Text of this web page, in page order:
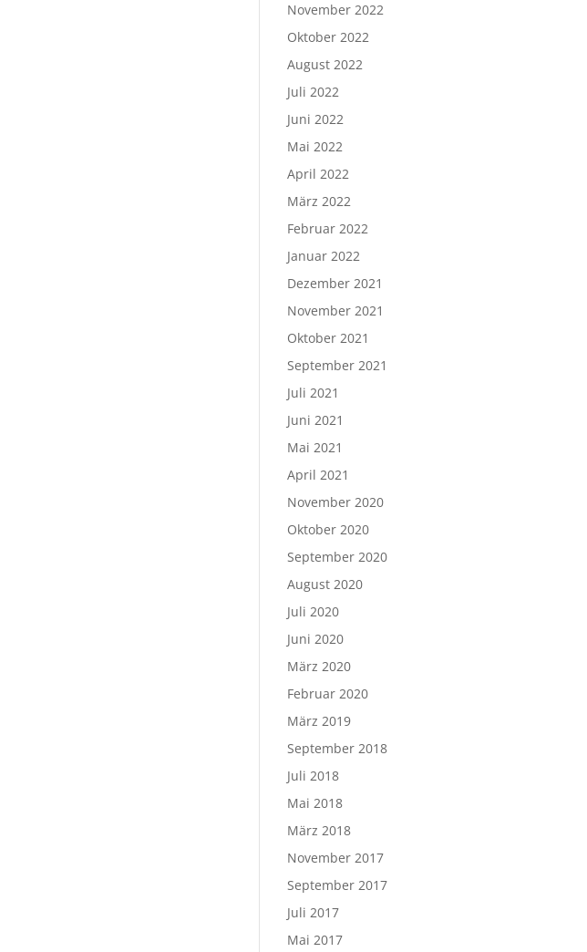
November 2022
Oktober 2022
August 2022
Juli 2022
Juni 2022
Mai 2022
April 2022
März 2022
Februar 2022
Januar 2022
Dezember 2021
November 2021
Oktober 2021
September 2021
Juli 2021
Juni 2021
Mai 2021
April 2021
November 2020
Oktober 2020
September 2020
August 2020
Juli 2020
Juni 2020
März 2020
Februar 2020
März 2019
September 2018
Juli 2018
Mai 2018
März 2018
November 2017
September 2017
Juli 2017
Mai 2017